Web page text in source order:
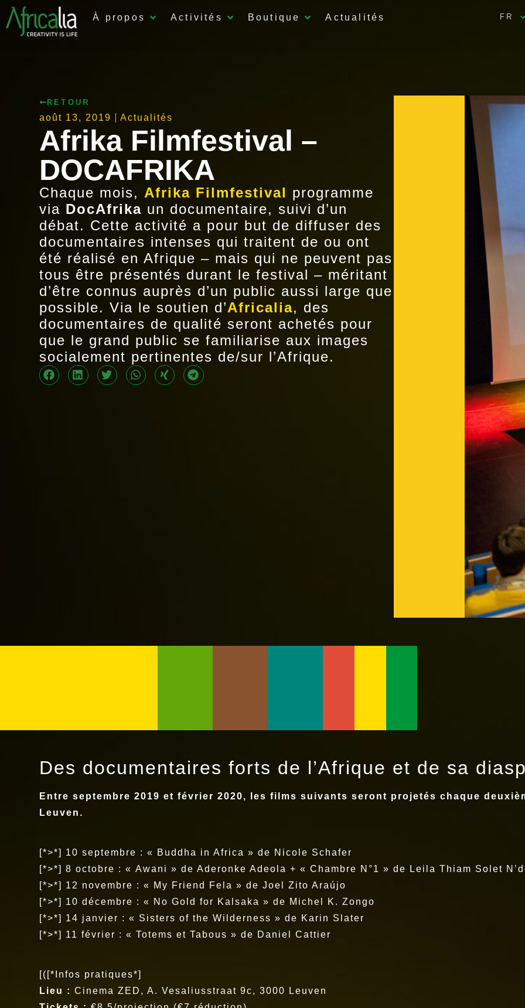
À propos Activités Boutique Actualités FR
RETOUR
août 13, 2019 Actualités
Afrika Filmfestival –
DOCAFRIKA
Chaque mois, Afrika Filmfestival programme
via DocAfrika un documentaire, suivi d’un
débat. Cette activité a pour but de diffuser des
documentaires intenses qui traitent de ou ont
été réalisé en Afrique – mais qui ne peuvent pas
tous être présentés durant le festival – méritant
d’être connus auprès d’un public aussi large que
possible. Via le soutien d’Africalia, des
documentaires de qualité seront achetés pour
que le grand public se familiarise aux images
socialement pertinentes de/sur l’Afrique.
Des documentaires forts de l’Afrique et de sa
Entre septembre 2019 et février 2020, les films suivants seront projetés chaque
Leuven.
[*>*] 10 septembre : « Buddha in Africa » de Nicole Schafer
[*>*] 8 octobre : « Awani » de Aderonke Adeola + « Chambre N°1 » de Leila Thiam Solet
[*>*] 12 novembre : « My Friend Fela » de Joel Zito Araújo
[*>*] 10 décembre : « No Gold for Kalsaka » de Michel K. Zongo
[*>*] 14 janvier : « Sisters of the Wilderness » de Karin Slater
[*>*] 11 février : « Totems et Tabous » de Daniel Cattier
[([*Infos pratiques*]
Lieu : Cinema ZED, A. Vesaliusstraat 9c, 3000 Leuven